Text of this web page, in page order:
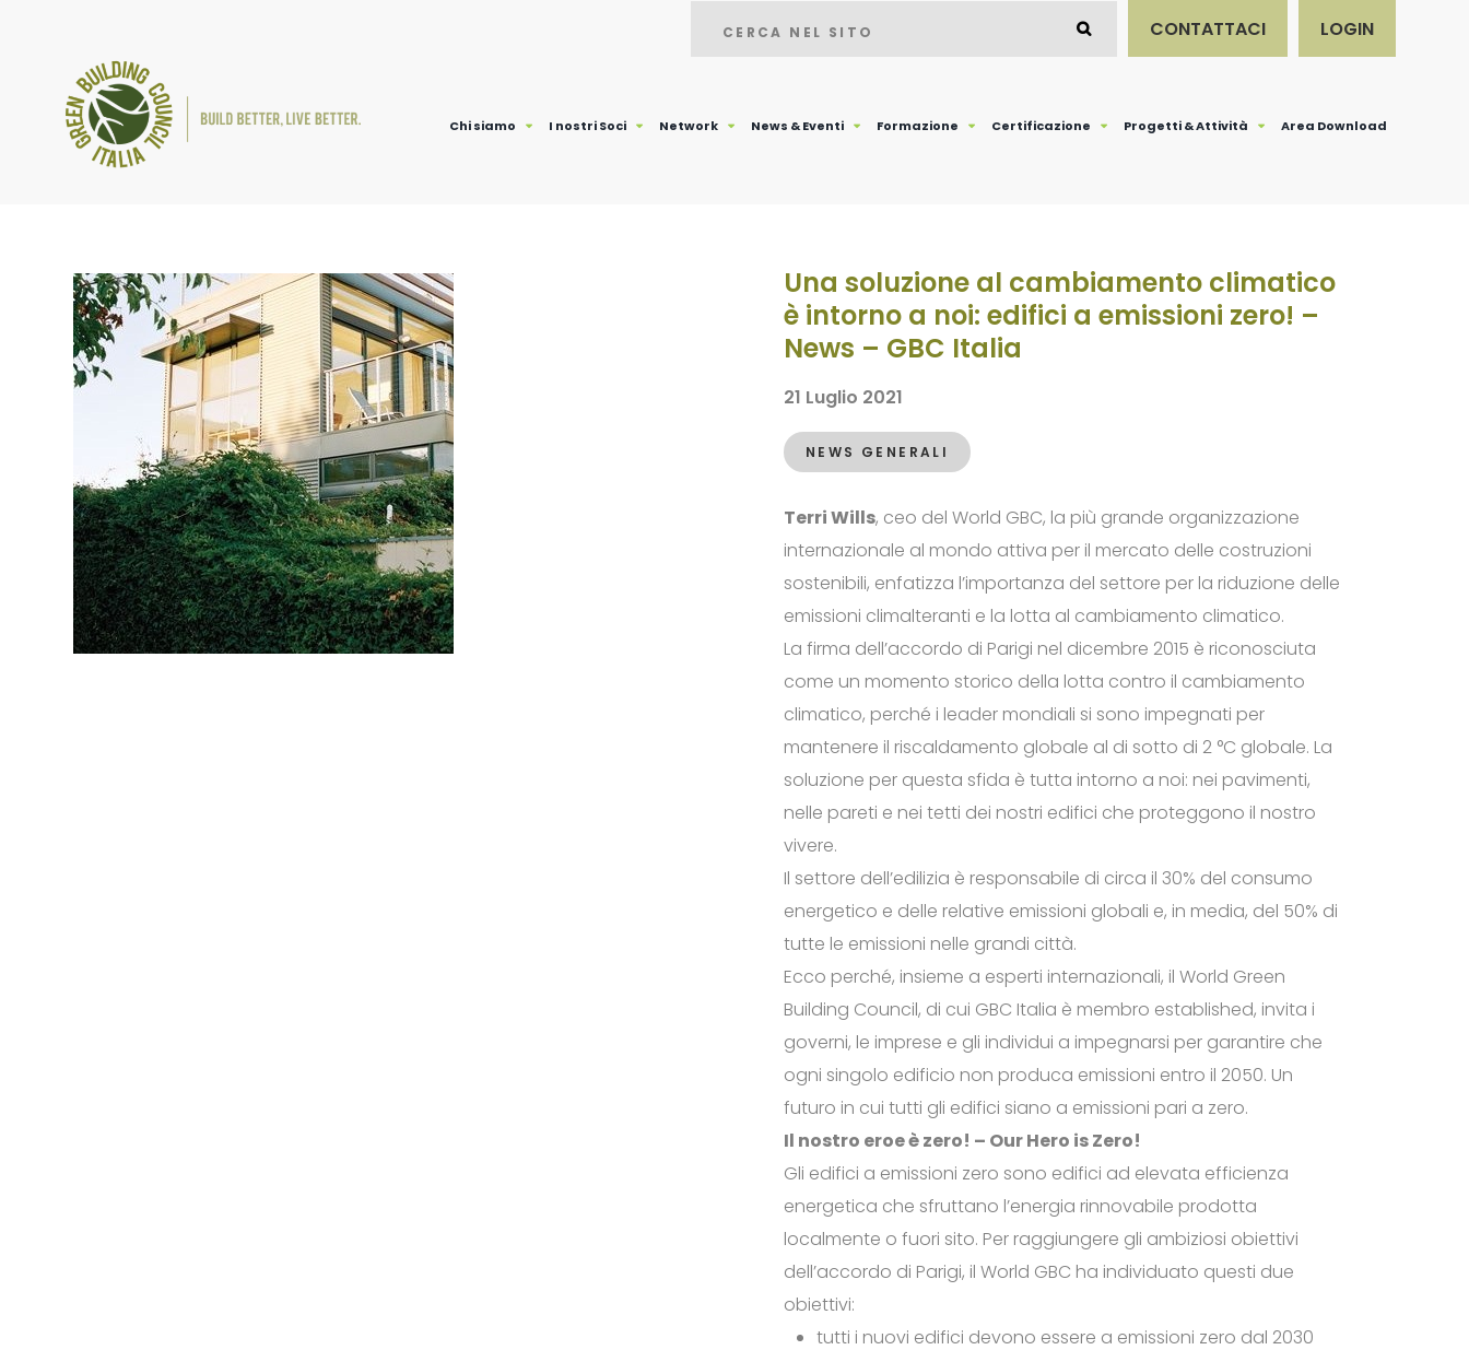
CONTATTACI LOGIN
Chi siamo I nostri Soci Network News & Eventi Formazione Certificazione Progetti & Attività Area Download
Una soluzione al cambiamento climatico
è intorno a noi: edifici a emissioni zero! –
News – GBC Italia
21 Luglio 2021
NEWS GENERALI
Terri Wills, ceo del World GBC, la più grande organizzazione
internazionale al mondo attiva per il mercato delle costruzioni
sostenibili, enfatizza l’importanza del settore per la riduzione delle
emissioni climalteranti e la lotta al cambiamento climatico.
La firma dell’accordo di Parigi nel dicembre 2015 è riconosciuta
come un momento storico della lotta contro il cambiamento
climatico, perché i leader mondiali si sono impegnati per
mantenere il riscaldamento globale al di sotto di 2 °C globale. La
soluzione per questa sfida è tutta intorno a noi: nei pavimenti,
nelle pareti e nei tetti dei nostri edifici che proteggono il nostro
vivere.
Il settore dell’edilizia è responsabile di circa il 30% del consumo
energetico e delle relative emissioni globali e, in media, del 50% di
tutte le emissioni nelle grandi città.
Ecco perché, insieme a esperti internazionali, il World Green
Building Council, di cui GBC Italia è membro established, invita i
governi, le imprese e gli individui a impegnarsi per garantire che
ogni singolo edificio non produca emissioni entro il 2050. Un
futuro in cui tutti gli edifici siano a emissioni pari a zero.
Il nostro eroe è zero! – Our Hero is Zero!
Gli edifici a emissioni zero sono edifici ad elevata efficienza
energetica che sfruttano l’energia rinnovabile prodotta
localmente o fuori sito. Per raggiungere gli ambiziosi obiettivi
dell’accordo di Parigi, il World GBC ha individuato questi due
obiettivi:
tutti i nuovi edifici devono essere a emissioni zero dal 2030